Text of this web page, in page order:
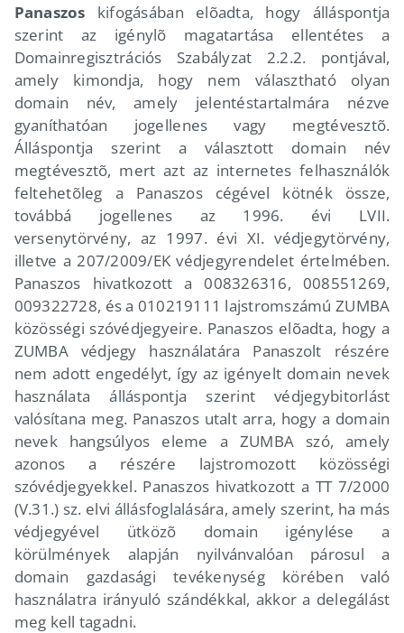
Panaszos kifogásában elõadta, hogy álláspontja
szerint az igénylõ magatartása ellentétes a
Domainregisztrációs Szabályzat 2.2.2. pontjával,
amely kimondja, hogy nem választható olyan
domain név, amely jelentéstartalmára nézve
gyaníthatóan jogellenes vagy megtévesztõ.
Álláspontja szerint a választott domain név
megtévesztõ, mert azt az internetes felhasználók
feltehetõleg a Panaszos cégével kötnék össze,
továbbá jogellenes az 1996. évi LVII.
versenytörvény, az 1997. évi XI. védjegytörvény,
illetve a 207/2009/EK védjegyrendelet értelmében.
Panaszos hivatkozott a 008326316, 008551269,
009322728, és a 010219111 lajstromszámú ZUMBA
közösségi szóvédjegyeire. Panaszos elõadta, hogy a
ZUMBA védjegy használatára Panaszolt részére
nem adott engedélyt, így az igényelt domain nevek
használata álláspontja szerint védjegybitorlást
valósítana meg. Panaszos utalt arra, hogy a domain
nevek hangsúlyos eleme a ZUMBA szó, amely
azonos a részére lajstromozott közösségi
szóvédjegyekkel. Panaszos hivatkozott a TT 7/2000
(V.31.) sz. elvi állásfoglalására, amely szerint, ha más
védjegyével ütközõ domain igénylése a
körülmények alapján nyilvánvalóan párosul a
domain gazdasági tevékenység körében való
használatra irányuló szándékkal, akkor a delegálást
meg kell tagadni.